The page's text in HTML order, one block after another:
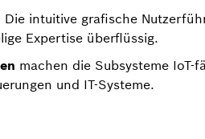
Die intuitive grafische
Expertise überflüssig.
machen die Subsysteme
und IT-Systeme.